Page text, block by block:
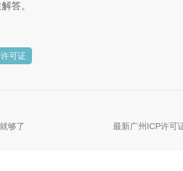
答。
可证
够了 最新广州ICP许可